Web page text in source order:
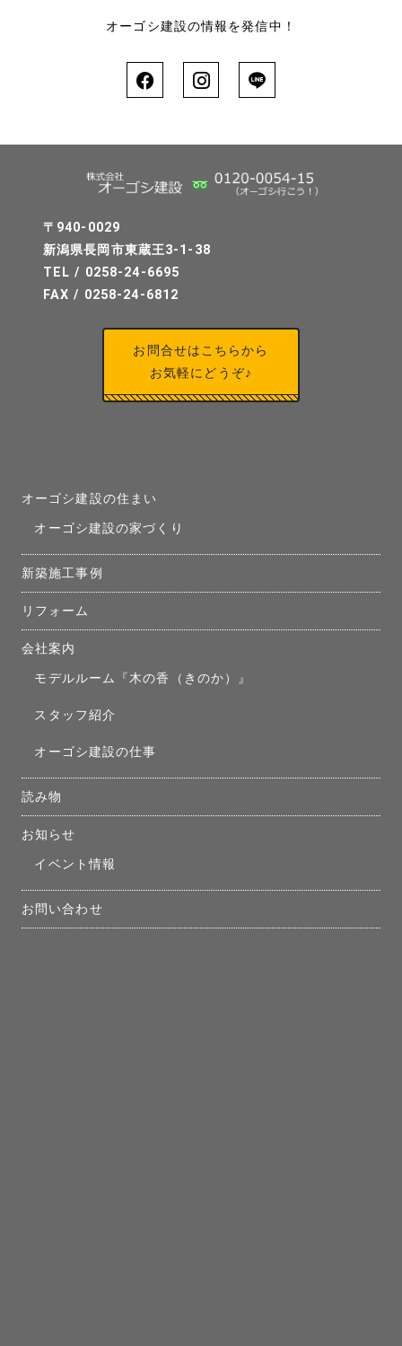
オーゴシ建設の情報を発信中！
〒940-0029
新潟県長岡市東蔵王3-1-38
TEL / 0258-24-6695
FAX / 0258-24-6812
お問合せはこちらから
お気軽にどうぞ♪
オーゴシ建設の住まい
オーゴシ建設の家づくり
新築施工事例
リフォーム
会社案内
モデルルーム『木の香（きのか）』
スタッフ紹介
オーゴシ建設の仕事
読み物
お知らせ
イベント情報
お問い合わせ